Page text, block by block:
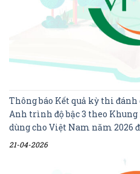
Thông báo Kết quả kỳ thi
Anh trình độ bậc 3 theo Khung
dùng cho Việt Nam năm 2026
21-04-2026